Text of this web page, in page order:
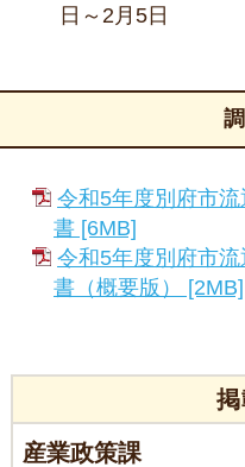
日～2月5日
令和5年度別府市
書 [6MB]
令和5年度別府市
書（概要版） [2MB]
産業政策課